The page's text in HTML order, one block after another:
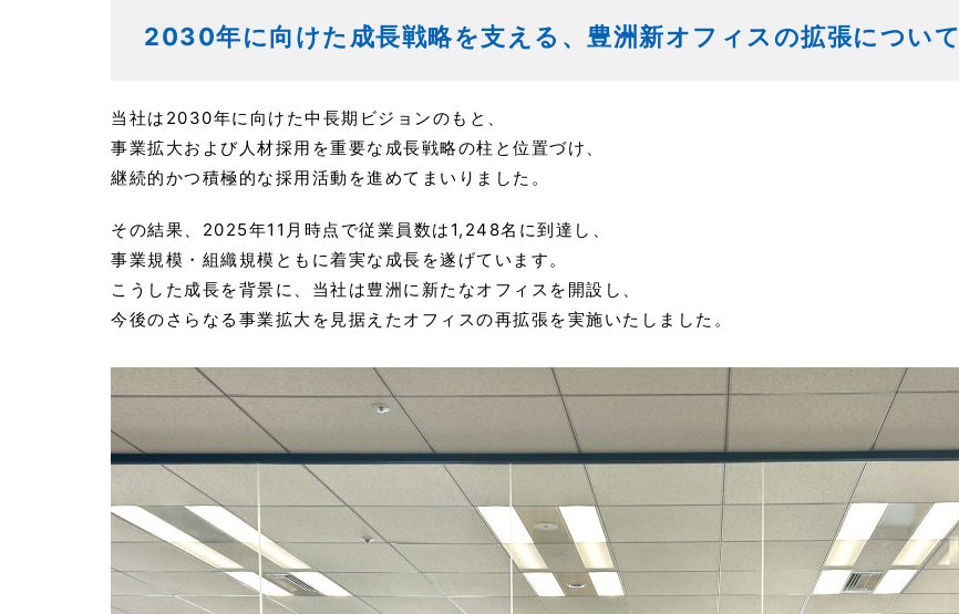
2030年に向けた成長戦略を支える、豊洲新オフィスの拡張について
当社は2030年に向けた中長期ビジョンのもと、
事業拡大および人材採用を重要な成長戦略の柱と位置づけ、
継続的かつ積極的な採用活動を進めてまいりました。
その結果、2025年11月時点で従業員数は1,248名に到達し、
事業規模・組織規模ともに着実な成長を遂げています。
こうした成長を背景に、当社は豊洲に新たなオフィスを開設し、
今後のさらなる事業拡大を見据えたオフィスの再拡張を実施いたしました。